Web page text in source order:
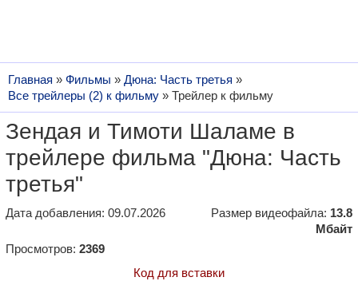
Главная » Фильмы » Дюна: Часть третья »
Все трейлеры (2) к фильму » Трейлер к фильму
Зендая и Тимоти Шаламе в
трейлере фильма "Дюна: Часть
третья"
Дата добавления: 09.07.2026 Размер видеофайла: 13.8
Мбайт
Просмотров: 2369
Код для вставки